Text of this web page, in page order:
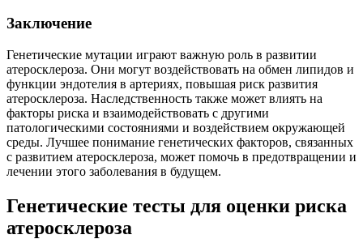
Заключение
Генетические мутации играют важную роль в развитии
атеросклероза. Они могут воздействовать на обмен липидов и
функции эндотелия в артериях, повышая риск развития
атеросклероза. Наследственность также может влиять на
факторы риска и взаимодействовать с другими
патологическими состояниями и воздействием окружающей
среды. Лучшее понимание генетических факторов, связанных
с развитием атеросклероза, может помочь в предотвращении и
лечении этого заболевания в будущем.
Генетические тесты для оценки риска
атеросклероза